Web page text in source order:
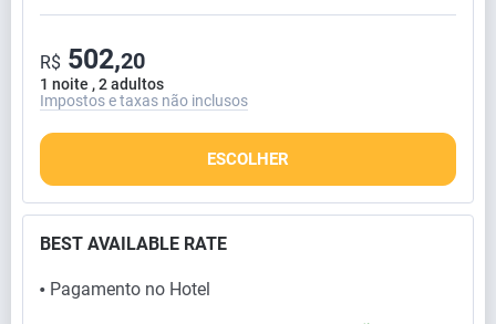
1 noite , 2 adultos
R$ 502,20
Impostos e taxas não inclusos
ESCOLHER
BEST AVAILABLE RATE
⬤ Pagamento no Hotel